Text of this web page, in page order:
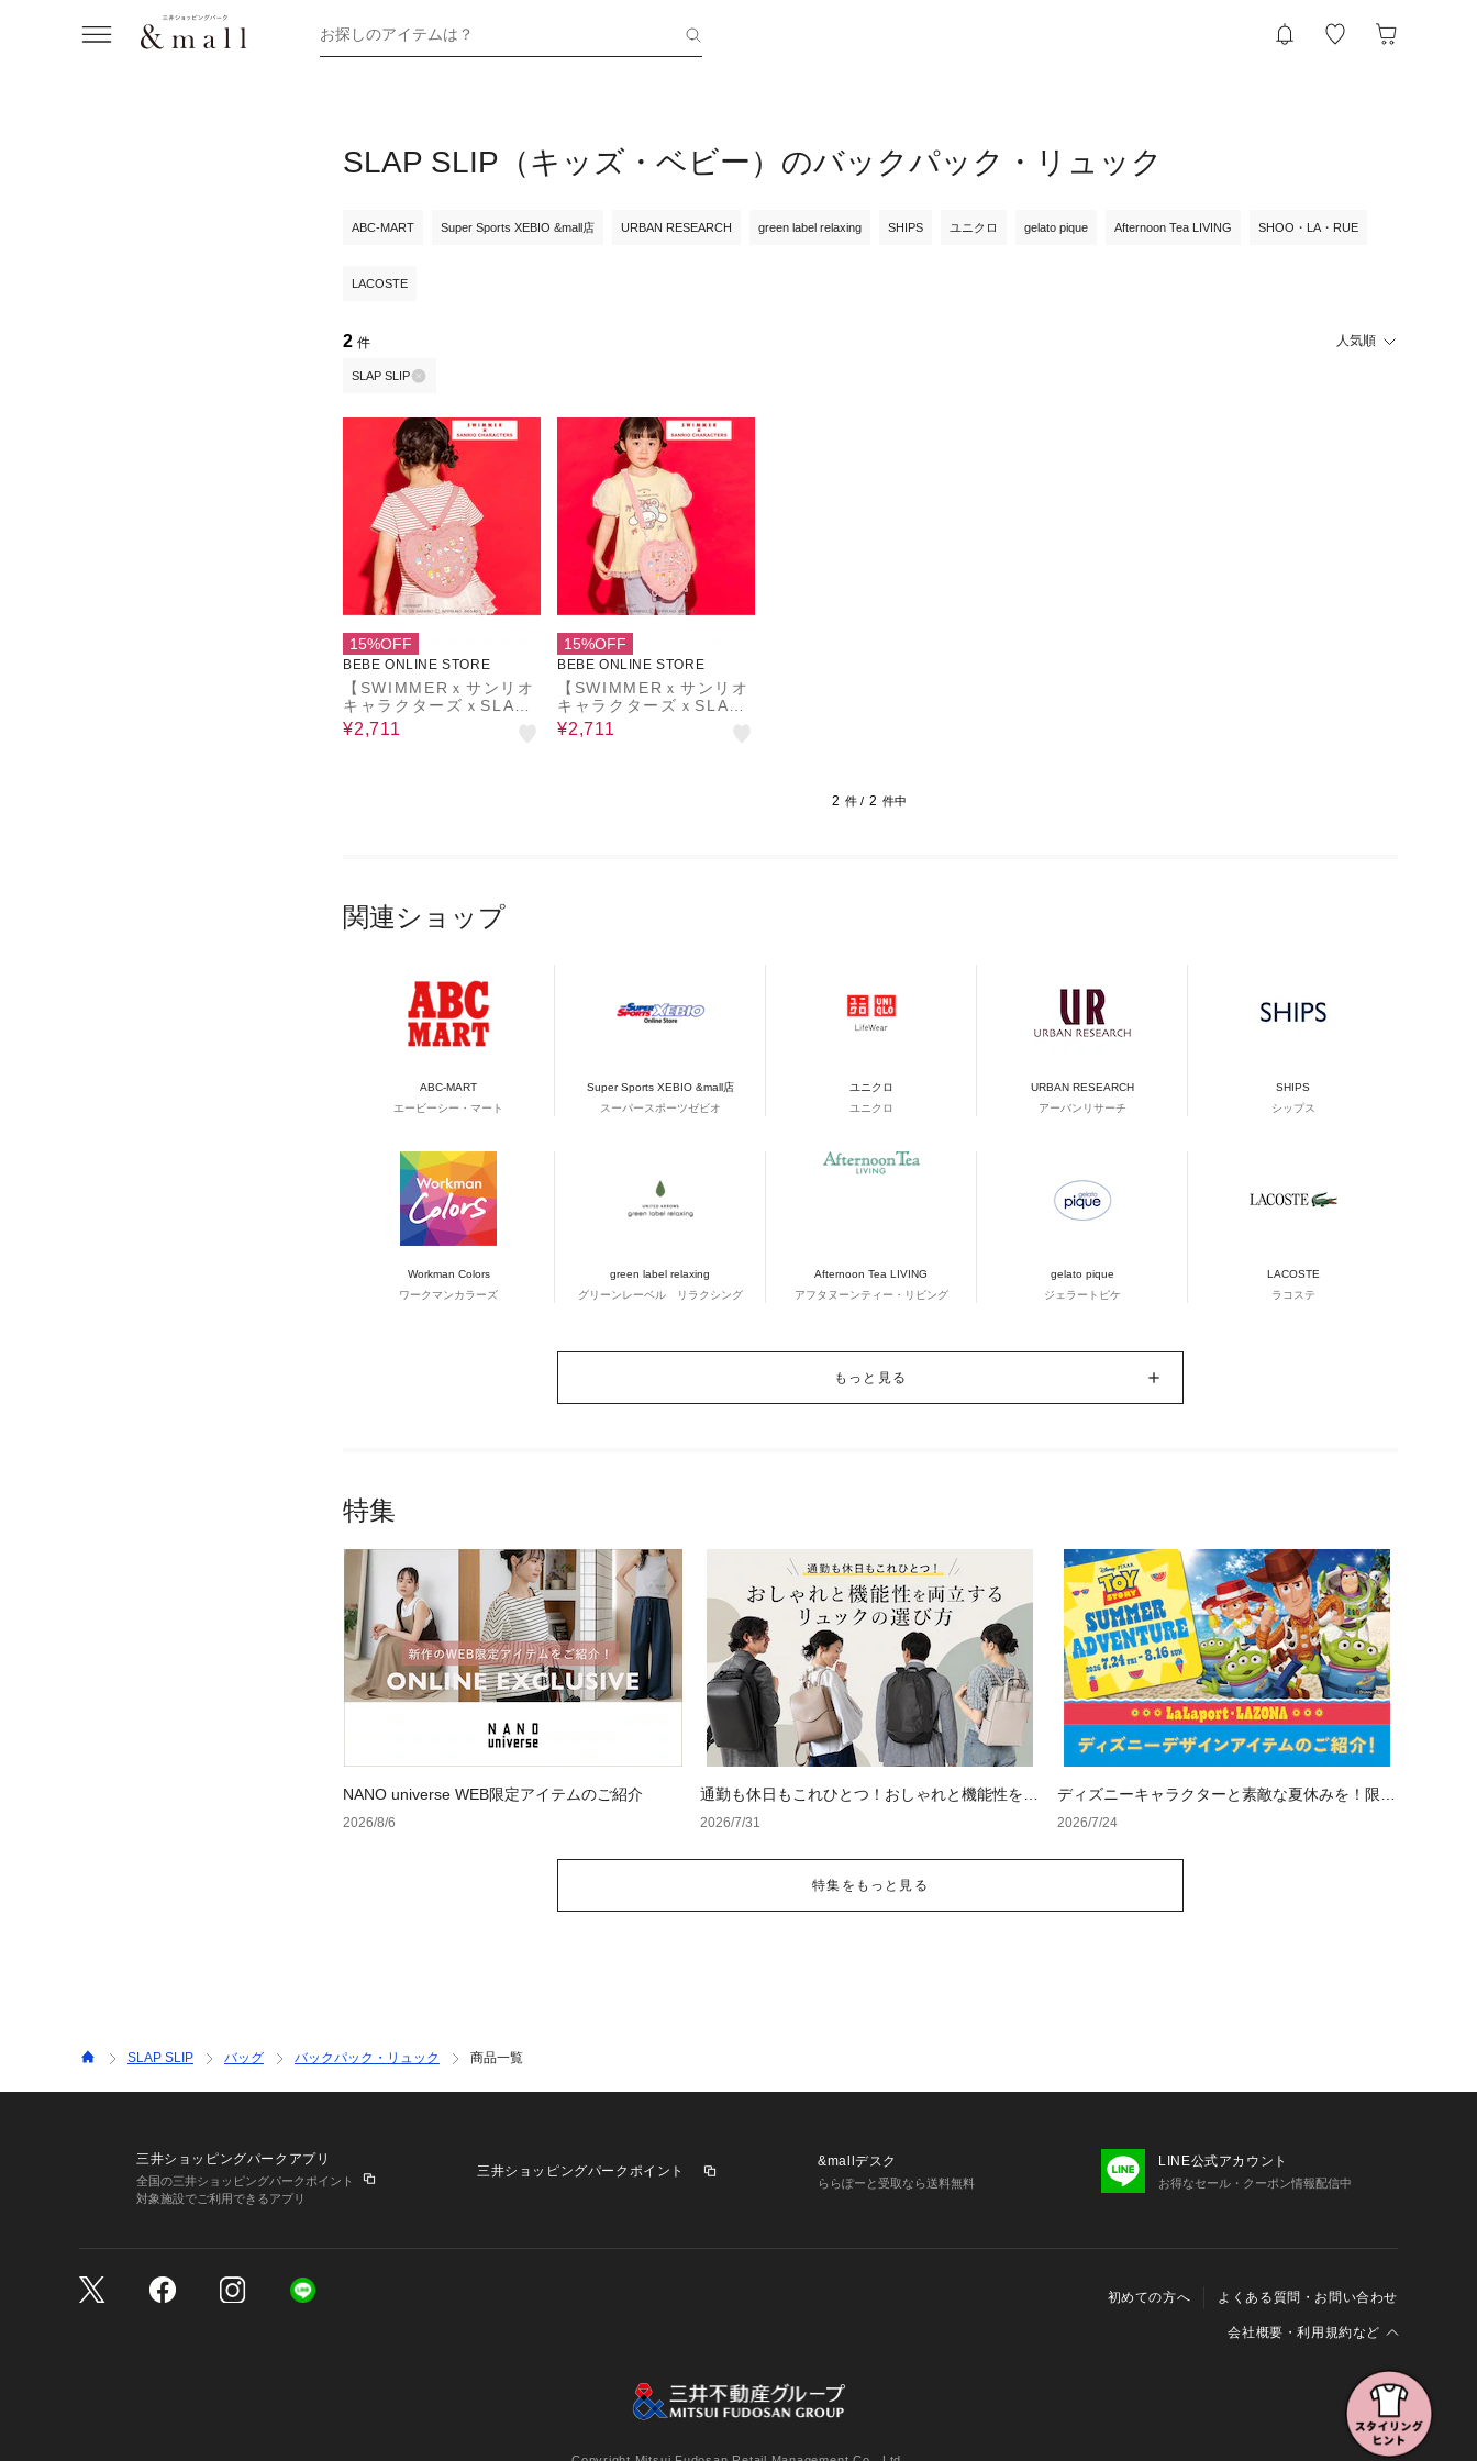
お探しのアイテムは？
SLAP SLIP（キッズ・ベビー）のバックパック・リュック
ABC-MART Super Sports XEBIO &mall店 URBAN RESEARCH green label relaxing SHIPS ユニクロ gelato pique Afternoon Tea LIVING SHOO・LA・RUE
LACOSTE
2 件 人気順
SLAP SLIP
15%OFF
BEBE ONLINE STORE
【SWIMMERｘサンリオ
キャラクターズｘSLAPS
LIP】フリル付きハート
リュック
¥2,711
15%OFF
BEBE ONLINE STORE
【SWIMMERｘサンリオ
キャラクターズｘSLAPS
LIP】フリル付きハート
リュック
¥2,711
2 件 / 2 件中
関連ショップ
ABC-MART
エービーシー・マート
Super Sports XEBIO &mall店
スーパースポーツゼビオ
ユニクロ
ユニクロ
URBAN RESEARCH
アーバンリサーチ
SHIPS
シップス
Workman Colors
ワークマンカラーズ
green label relaxing
グリーンレーベル リラクシング
Afternoon Tea LIVING
アフタヌーンティー・リビング
gelato pique
ジェラートピケ
LACOSTE
ラコステ
もっと見る
特集
NANO universe WEB限定アイテムのご紹介
2026/8/6
通勤も休日もこれひとつ！おしゃれと機能性を両
立するリュックの選び方
2026/7/31
ディズニーキャラクターと素敵な夏休みを！限定
&人気アイテム特集
2026/7/24
特集をもっと見る
SLAP SLIP バッグ バックパック・リュック 商品一覧
三井ショッピングパークアプリ
全国の三井ショッピングパークポイント
対象施設でご利用できるアプリ
三井ショッピングパークポイント
&mallデスク
ららぽーと受取なら送料無料
LINE公式アカウント
お得なセール・クーポン情報配信中
初めての方へ よくある質問・お問い合わせ
会社概要・利用規約など
特定商取引に関する法律に基づく表示
個人情報保護方針 個人情報の取り扱いについて
Cookieおよびアクセスログについて
三井不動産グループ ソーシャルメディアガイドライン